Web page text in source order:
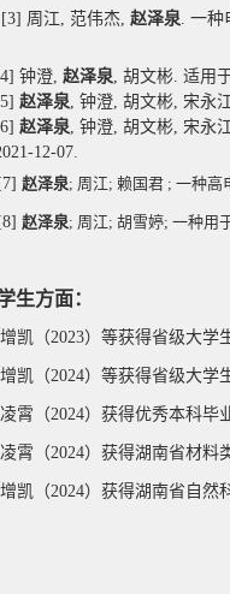
周江, 范伟杰, 赵泽泉. 一种
钟澄, 赵泽泉, 胡文彬. 适用
赵泽泉, 钟澄, 胡文彬, 宋永
赵泽泉, 钟澄, 胡文彬, 宋永
12-07.
赵泽泉; 周江; 赖国君 ; 一种高
赵泽泉; 周江; 胡雪婷; 一种用
生方面：
凯（2023）等获得省级大学
凯（2024）等获得省级大学
霄 （2024）获得优秀本科毕
霄 （2024）获得湖南省材料
凯（2024）获得湖南省自然